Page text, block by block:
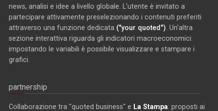
news, analisi e idee a livello globale. L'utente è invitato a
partecipare attivamente preselezionando i contenuti preferiti
attraverso una funzione dedicata ("your quoted") . Un'altra
sezione interattiva riguarda gli indicatori macroeconomici:
impostando le variabili è possibile visualizzare e stampare i
grafici.
partnership
Collaborazione tra "quoted business" e La Stampa: proposti ai